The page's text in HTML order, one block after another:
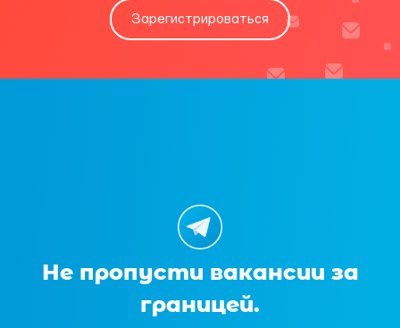
Зарегистрироваться
Не пропусти вакансии за
границей.